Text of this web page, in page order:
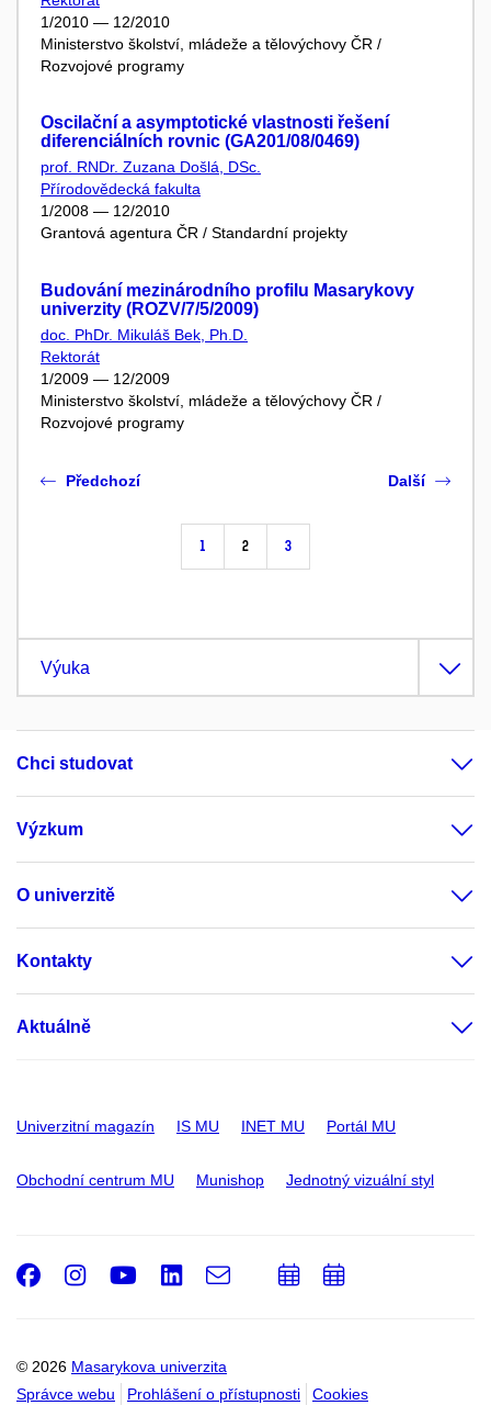
1/2010 — 12/2010
Ministerstvo školství, mládeže a tělovýchovy ČR /
Rozvojové programy
Oscilační a asymptotické vlastnosti řešení
diferenciálních rovnic (GA201/08/0469)
prof. RNDr. Zuzana Došlá, DSc.
Přírodovědecká fakulta
1/2008 — 12/2010
Grantová agentura ČR / Standardní projekty
Budování mezinárodního profilu Masarykovy
univerzity (ROZV/7/5/2009)
doc. PhDr. Mikuláš Bek, Ph.D.
Rektorát
1/2009 — 12/2009
Ministerstvo školství, mládeže a tělovýchovy ČR /
Rozvojové programy
Předchozí
1 2 3
Další
Výuka
Chci studovat
Výzkum
O univerzitě
Kontakty
Aktuálně
Univerzitní magazín IS MU INET MU Portál MU
Obchodní centrum MU Munishop Jednotný vizuální styl
© 2026 Masarykova univerzita
Správce webu
Prohlášení o přístupnosti Cookies
Facebook
Instagram
Youtube
LinkedIn
e-
PřidatPřidat